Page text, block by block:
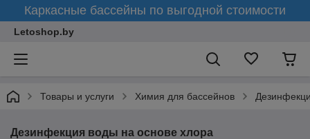
Каркасные бассейны по выгодной стоимости
Letoshop.by
Товары и услуги Химия для бассейнов
Дезинфекция воды на основе хлора